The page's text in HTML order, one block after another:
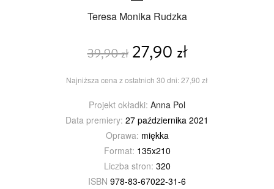
Teresa Monika Rudzka
39,90 zł27,90 zł
Najniższa cena z ostatnich 30 dni: 27,90 zł
Projekt okładki: Anna Pol
Data premiery: 27 października 2021
Oprawa: miękka
Format: 135x210
Liczba stron: 320
ISBN 978-83-67022-31-6